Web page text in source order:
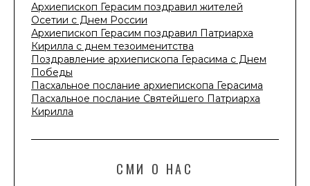
Архиепископ Герасим поздравил жителей
Осетии с Днем России
Архиепископ Герасим поздравил Патриарха
Кирилла с днем тезоименитства
Поздравление архиепископа Герасима с Днем
Победы
Пасхальное послание архиепископа Герасима
Пасхальное послание Святейшего Патриарха
Кирилла
СМИ О НАС